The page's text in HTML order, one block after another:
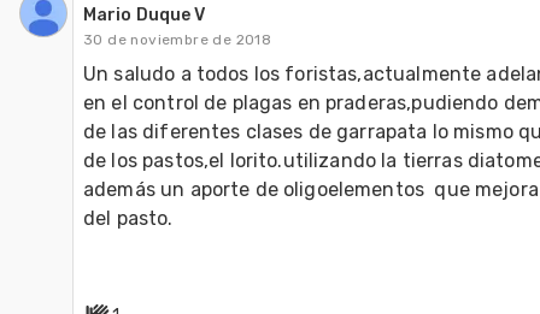
Mario Duque V
30 de noviembre de 2018
Un saludo a todos los foristas,actualmente
en el control de plagas en praderas,pudiendo
de las diferentes clases de garrapata lo mismo
de los pastos,el lorito.utilizando la tierras
además un aporte de oligoelementos  que
del pasto.